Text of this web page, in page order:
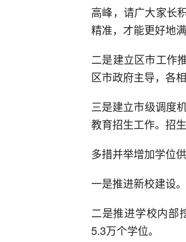
高峰，请广大家长
精准，才能更好地
二是建立区市工作
区市政府主导，各
三是建立市级调度
教育招生工作。招
多措并举增加学位
一是推进新校建设
二是推进学校内部
5.3万个学位。